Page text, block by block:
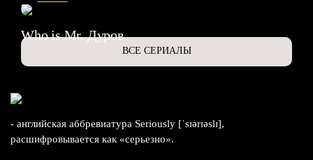
Who is Mr. Дуров
ВСЕ СЕРИАЛЫ
- английская аббревиатура Seriously [ˈsɪərɪəslɪ],
расшифровывается как «серьезно».